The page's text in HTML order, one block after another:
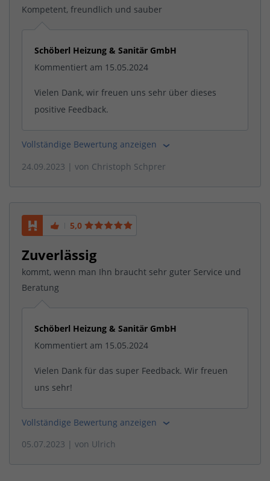
Kompetent, freundlich und sauber
Schöberl Heizung & Sanitär GmbH
Kommentiert am 15.05.2024
Vielen Dank, wir freuen uns sehr über dieses
positive Feedback.
Vollständige Bewertung anzeigen
24.09.2023 | von Christoph Schprer
5,0
Zuverlässig
kommt, wenn man Ihn braucht sehr guter Service und
Beratung
Schöberl Heizung & Sanitär GmbH
Kommentiert am 15.05.2024
Vielen Dank für das super Feedback. Wir freuen
uns sehr!
Vollständige Bewertung anzeigen
05.07.2023 | von Ulrich